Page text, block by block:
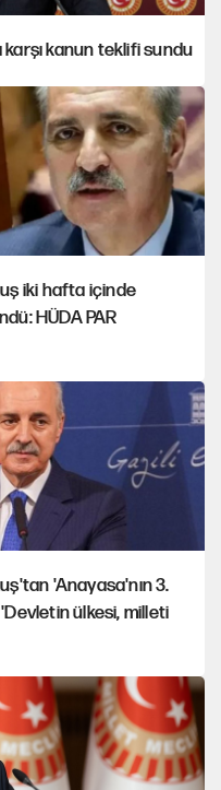
kanun teklifi sundu
iki hafta içinde
HÜDA PAR
'Anayasa'nın 3.
ülkesi, milleti